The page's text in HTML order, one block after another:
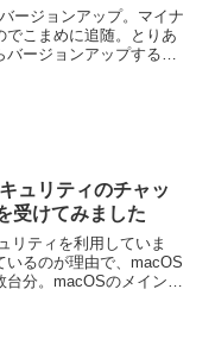
ージョンアップ。マイナ
でこまめに追随。とりあ
バージョンアップする習
ュリティのチャッ
受けてみました
リティを利用していま
いるのが理由で、macOS
台分。macOSのメインで